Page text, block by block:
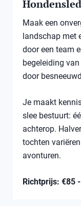
Maak een
landschap met
door een team
begeleiding
door
Je maakt
slee bestuurt:
achterop.
tochten
avonturen.
Richtprijs: €85